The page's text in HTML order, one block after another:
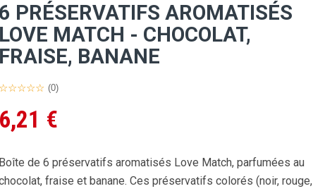
6 PRÉSERVATIFS AROMATISÉS
LOVE MATCH - CHOCOLAT,
FRAISE, BANANE
(0)
6,21 €
Boîte de 6 préservatifs aromatisés Love Match, parfumées au
fraise et banane. Ces préservatifs colorés (noir, rouge,